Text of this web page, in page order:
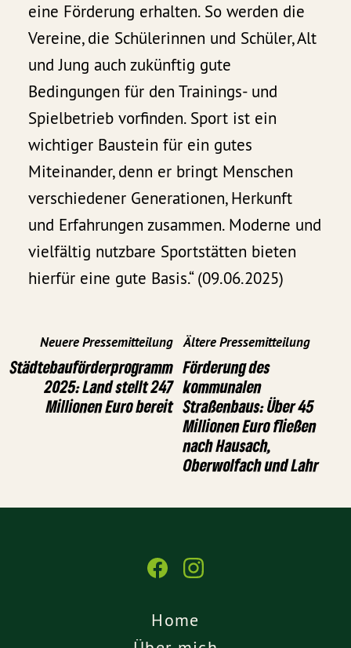
eine Förderung erhalten. So werden die
Vereine, die Schülerinnen und Schüler, Alt
und Jung auch zukünftig gute
Bedingungen für den Trainings- und
Spielbetrieb vorfinden. Sport ist ein
wichtiger Baustein für ein gutes
Miteinander, denn er bringt Menschen
verschiedener Generationen, Herkunft
und Erfahrungen zusammen. Moderne und
vielfältig nutzbare Sportstätten bieten
hierfür eine gute Basis.“ (09.06.2025)
Neuere Pressemitteilung
Städtebauförderprogramm
2025: Land stellt 247
Millionen Euro bereit
Ältere Pressemitteilung
Förderung des
kommunalen
Straßenbaus: Über 45
Millionen Euro fließen
nach Hausach,
Oberwolfach und Lahr
Home